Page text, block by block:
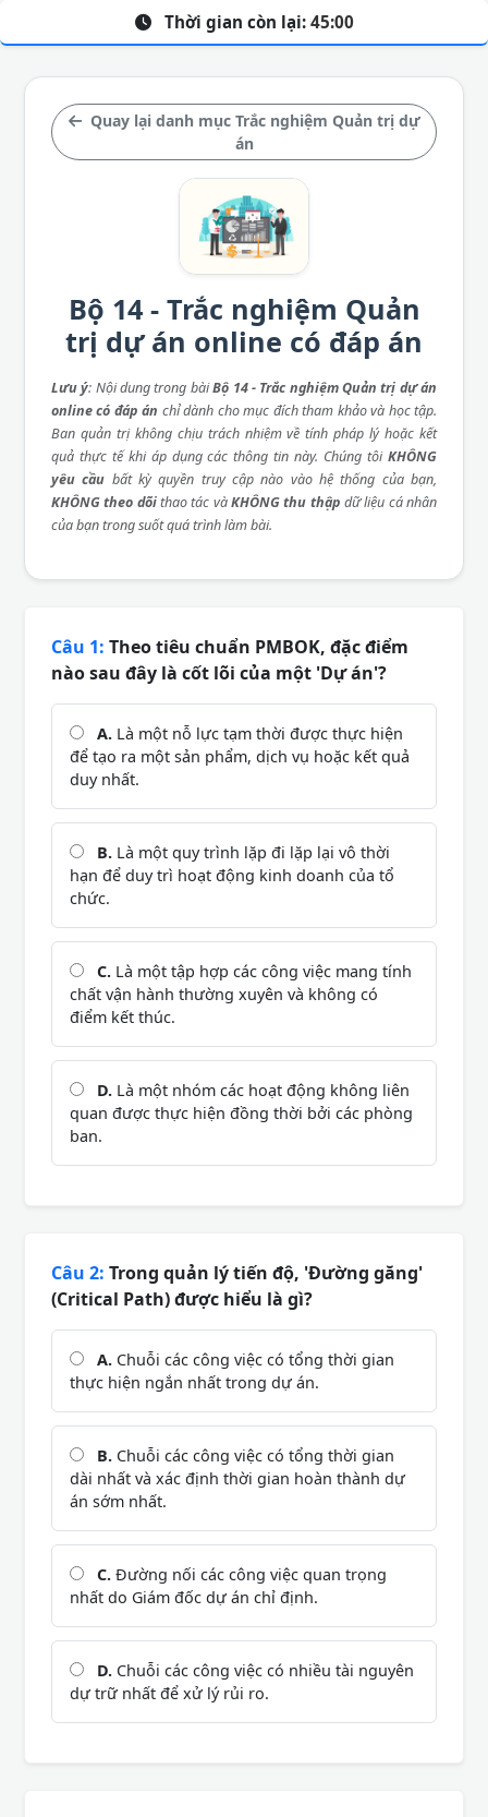
Quay lại danh mục Trắc nghiệm Quản trị dự
án
Bộ 14 - Trắc nghiệm Quản
trị dự án online có đáp án
Lưu ý: Nội dung trong bàiBộ 14 - Trắc nghiệm Quản trị dự án
online có đáp án chỉ dành cho mục đích tham khảo và học tập.
Ban quản trị không chịu trách nhiệm về tính pháp lý hoặc kết
quả thực tế khi áp dụng các thông tin này. Chúng tôi KHÔNG
yêu cầu bất kỳ quyền truy cập nào vào hệ thống của bạn,
KHÔNG theo dõithao tác vàKHÔNG thu thập dữ liệu cá nhân
của bạn trong suốt quá trình làm bài.
Thời gian còn lại: 45:00
Câu 1: Theo tiêu chuẩn PMBOK, đặc điểm
nào sau đây là cốt lõi của một 'Dự án'?
A. Là một nỗ lực tạm thời được thực hiện
để tạo ra một sản phẩm, dịch vụ hoặc kết quả
duy nhất.
B. Là một quy trình lặp đi lặp lại vô thời
hạn để duy trì hoạt động kinh doanh của tổ
chức.
C. Là một tập hợp các công việc mang tính
chất vận hành thường xuyên và không có
điểm kết thúc.
D. Là một nhóm các hoạt động không liên
quan được thực hiện đồng thời bởi các phòng
ban.
Câu 2: Trong quản lý tiến độ, 'Đường găng'
(Critical Path) được hiểu là gì?
A. Chuỗi các công việc có tổng thời gian
thực hiện ngắn nhất trong dự án.
B. Chuỗi các công việc có tổng thời gian
dài nhất và xác định thời gian hoàn thành dự
án sớm nhất.
C. Đường nối các công việc quan trọng
nhất do Giám đốc dự án chỉ định.
D. Chuỗi các công việc có nhiều tài nguyên
dự trữ nhất để xử lý rủi ro.